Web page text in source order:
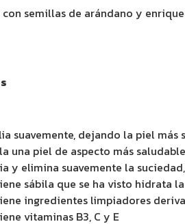
semillas de arándano y
suavemente, dejando la piel
una piel de aspecto más
y elimina suavemente la
sábila que se ha visto hidrata
ingredientes limpiadores
vitaminas B3, C y E